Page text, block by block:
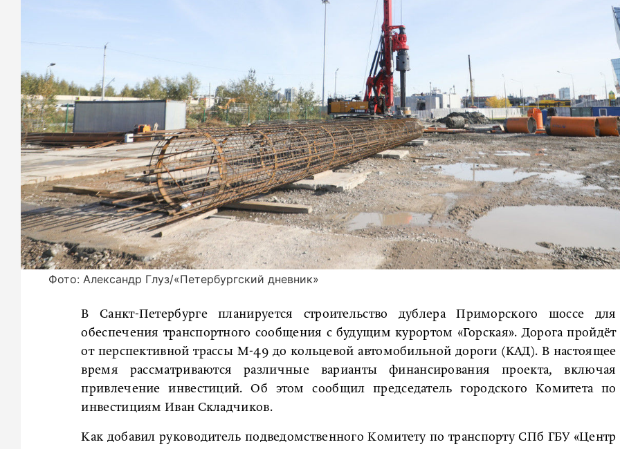
Фото: Александр Глуз/«Петербургский дневник»
В Санкт-Петербурге планируется строительство дублера Приморского шоссе для
обеспечения транспортного сообщения с будущим курортом «Горская». Дорога пройдёт
от перспективной трассы М-49 до кольцевой автомобильной дороги (КАД). В настоящее
время рассматриваются различные варианты финансирования проекта, включая
привлечение инвестиций. Об этом сообщил председатель городского Комитета по
инвестициям Иван Складчиков.
Как добавил руководитель подведомственного Комитету по транспорту СПб ГБУ «Центр